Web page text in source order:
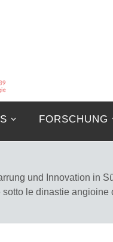
FORSCHUNG
und Innovation in
sotto le dinastie angioine